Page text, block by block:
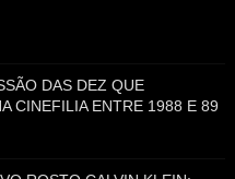
DAS DEZ QUE
CINEFILIA ENTRE 1988 E 89